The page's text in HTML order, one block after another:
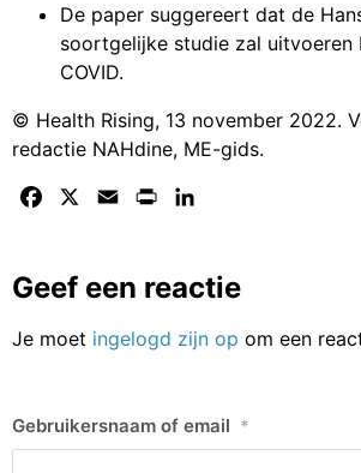
De paper suggereert dat de
soortgelijke studie zal uitvoeren
COVID.
© Health Rising, 13 november 2022.
redactie NAHdine, ME-gids.
Facebook Email Print
Geef een reactie
Je moet ingelogd zijn op om een
Gebruikersnaam of email *